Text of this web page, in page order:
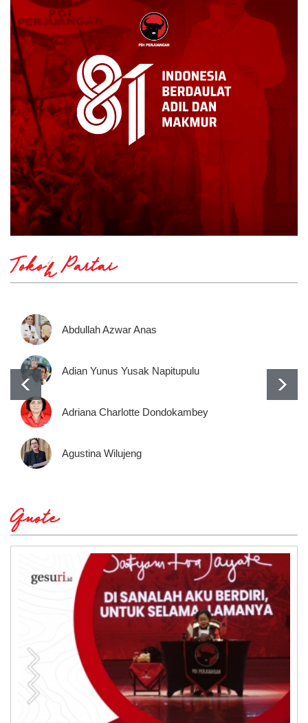
Tokoh Partai
Abdullah Azwar Anas
Adian Yunus Yusak Napitupulu
Adriana Charlotte Dondokambey
Agustina Wilujeng
Quote